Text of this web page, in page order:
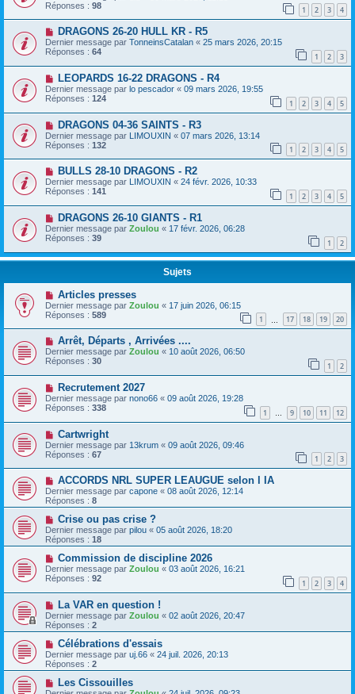
Réponses : 98 1 2 3 4
DRAGONS 26-20 HULL KR - R5
Dernier message par TonneinsCatalan « 25 mars 2026, 20:15
Réponses : 64 1 2 3
LEOPARDS 16-22 DRAGONS - R4
Dernier message par lo pescador « 09 mars 2026, 19:55
Réponses : 124 1 2 3 4 5
DRAGONS 04-36 SAINTS - R3
Dernier message par LIMOUXIN « 07 mars 2026, 13:14
Réponses : 132 1 2 3 4 5
BULLS 28-10 DRAGONS - R2
Dernier message par LIMOUXIN « 24 févr. 2026, 10:33
Réponses : 141 1 2 3 4 5
DRAGONS 26-10 GIANTS - R1
Dernier message par Zoulou « 17 févr. 2026, 06:28
Réponses : 39 1 2
Sujets
Articles presses
Dernier message par Zoulou « 17 juin 2026, 06:15
Réponses : 589 1 17 18 19 20
Arrêt, Départs , Arrivées ....
Dernier message par Zoulou « 10 août 2026, 06:50
Réponses : 30 1 2
Recrutement 2027
Dernier message par nono66 « 09 août 2026, 19:28
Réponses : 338 1 9 10 11 12
Cartwright
Dernier message par 13krum « 09 août 2026, 09:46
Réponses : 67 1 2 3
ACCORDS NRL SUPER LEAUGUE selon l IA
Dernier message par capone « 08 août 2026, 12:14
Réponses : 8
Crise ou pas crise ?
Dernier message par pilou « 05 août 2026, 18:20
Réponses : 18
Commission de discipline 2026
Dernier message par Zoulou « 03 août 2026, 16:21
Réponses : 92 1 2 3 4
La VAR en question !
Dernier message par Zoulou « 02 août 2026, 20:47
Réponses : 2
Célébrations d'essais
Dernier message par uj.66 « 24 juil. 2026, 20:13
Réponses : 2
Les Cissouilles